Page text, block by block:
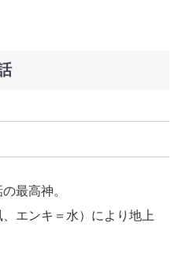
最高神。
エンキ＝水）により地上